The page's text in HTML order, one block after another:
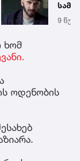
9
ხომ
ოდენობის